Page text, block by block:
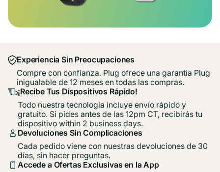
Experiencia Sin Preocupaciones
Compre con confianza. Plug ofrece una garantía Plug
inigualable de 12 meses en todas las compras.
¡Recibe Tus Dispositivos Rápido!
Todo nuestra tecnología incluye envío rápido y
gratuito. Si pides antes de las 12pm CT, recibirás tu
dispositivo within 2 business days.
Devoluciones Sin Complicaciones
Cada pedido viene con nuestras devoluciones de 30
días, sin hacer preguntas.
Accede a Ofertas Exclusivas en la App